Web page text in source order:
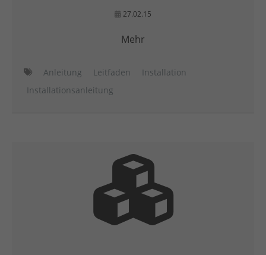
27.02.15
Mehr
Anleitung Leitfaden
Installation
Installationsanleitung